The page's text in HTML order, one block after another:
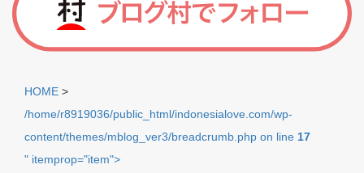
HOME >
/home/r8919036/public_html/indonesialove.com/wp-
content/themes/mblog_ver3/breadcrumb.php on line 17
" itemprop="item">